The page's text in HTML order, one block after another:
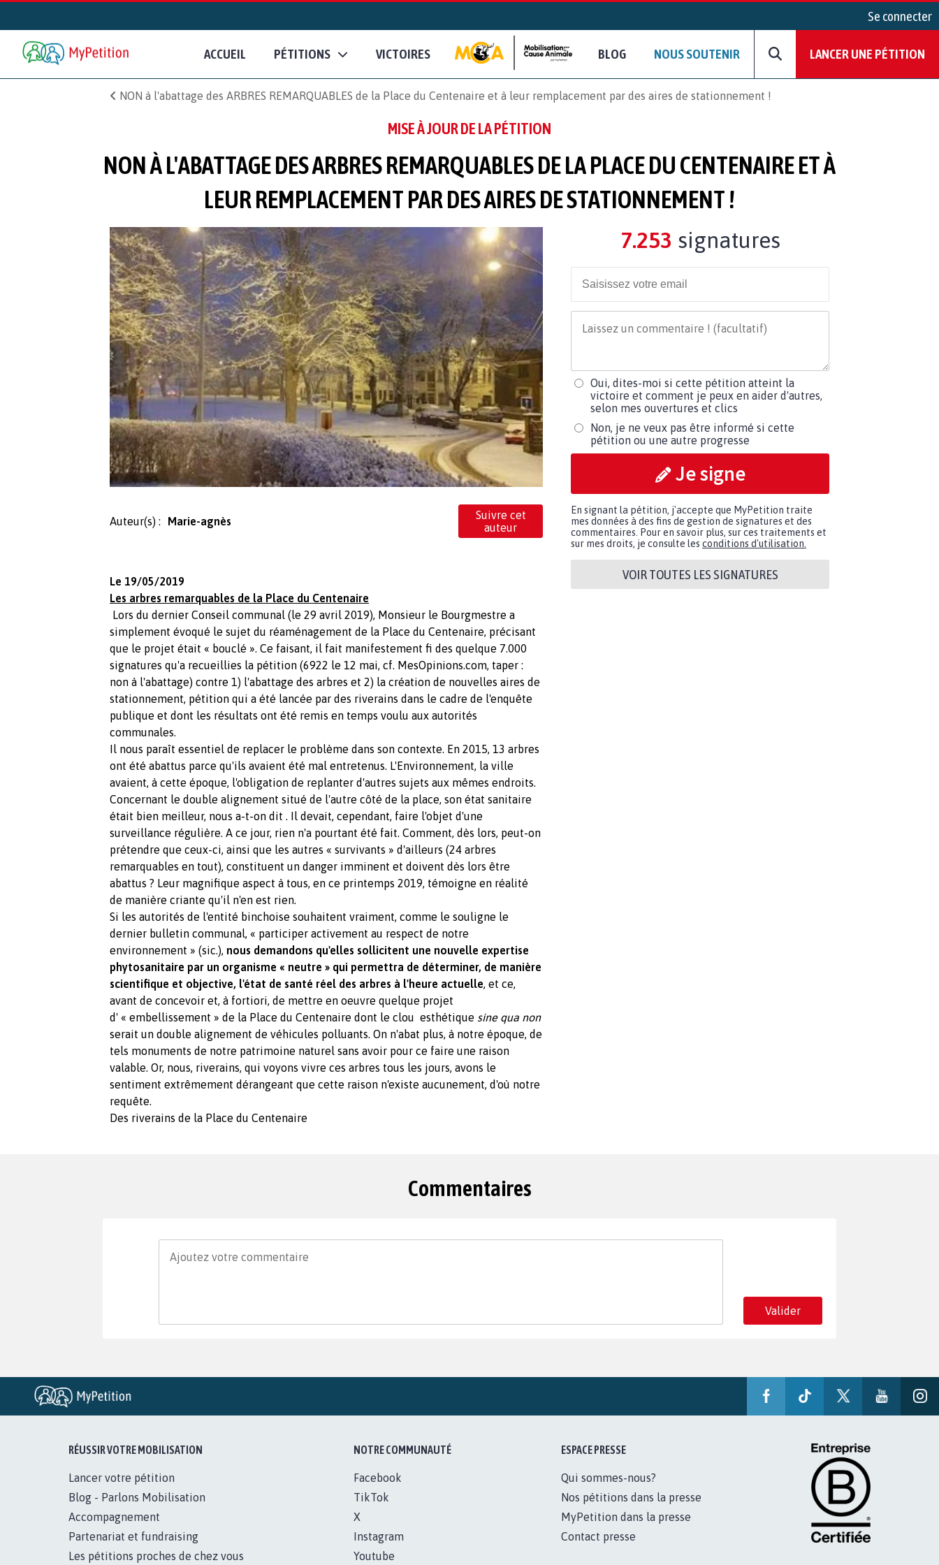
Se connecter
ACCUEIL PÉTITIONS VICTOIRES BLOG NOUS SOUTENIR LANCER UNE PÉTITION
NON à l'abattage des ARBRES REMARQUABLES de la Place du Centenaire et à leur remplacement par des aires de stationnement !
MISE À JOUR DE LA PÉTITION
NON À L'ABATTAGE DES ARBRES REMARQUABLES DE LA PLACE DU CENTENAIRE ET À
LEUR REMPLACEMENT PAR DES AIRES DE STATIONNEMENT !
Auteur(s) : Marie-agnès
Suivre cet
auteur
Le 19/05/2019
Les arbres remarquables de la Place du Centenaire
Lors du dernier Conseil communal (le 29 avril 2019), Monsieur le Bourgmestre a
simplement évoqué le sujet du réaménagement de la Place du Centenaire, précisant
que le projet était « bouclé ». Ce faisant, il fait manifestement fi des quelque 7.000
signatures qu'a recueillies la pétition (6922 le 12 mai, cf. MesOpinions.com, taper :
non à l'abattage) contre 1) l'abattage des arbres et 2) la création de nouvelles aires de
stationnement, pétition qui a été lancée par des riverains dans le cadre de l'enquête
publique et dont les résultats ont été remis en temps voulu aux autorités
communales.
Il nous paraît essentiel de replacer le problème dans son contexte. En 2015, 13 arbres
ont été abattus parce qu'ils avaient été mal entretenus. L'Environnement, la ville
avaient, à cette époque, l'obligation de replanter d'autres sujets aux mêmes endroits.
Concernant le double alignement situé de l'autre côté de la place, son état sanitaire
était bien meilleur, nous a-t-on dit . Il devait, cependant, faire l'objet d'une
surveillance régulière. A ce jour, rien n'a pourtant été fait. Comment, dès lors, peut-on
prétendre que ceux-ci, ainsi que les autres « survivants » d'ailleurs (24 arbres
remarquables en tout), constituent un danger imminent et doivent dès lors être
abattus ? Leur magnifique aspect à tous, en ce printemps 2019, témoigne en réalité
de manière criante qu'il n'en est rien.
Si les autorités de l'entité binchoise souhaitent vraiment, comme le souligne le
dernier bulletin communal, « participer activement au respect de notre
environnement » (sic.), nous demandons qu'elles sollicitent une nouvelle expertise
phytosanitaire par un organisme « neutre » qui permettra de déterminer, de manière
scientifique et objective, l'état de santé réel des arbres à l'heure actuelle, et ce,
avant de concevoir et, à fortiori, de mettre en oeuvre quelque projet
d' « embellissement » de la Place du Centenaire dont le clou esthétique sine qua non
serait un double alignement de véhicules polluants. On n'abat plus, à notre époque, de
tels monuments de notre patrimoine naturel sans avoir pour ce faire une raison
valable. Or, nous, riverains, qui voyons vivre ces arbres tous les jours, avons le
sentiment extrêmement dérangeant que cette raison n'existe aucunement, d'où notre
requête.
Des riverains de la Place du Centenaire
7.253 signatures
Oui, dites-moi si cette pétition atteint la
victoire et comment je peux en aider d'autres,
selon mes ouvertures et clics
Non, je ne veux pas être informé si cette
pétition ou une autre progresse
Je signe
En signant la pétition, j'accepte que MyPetition traite
mes données à des fins de gestion de signatures et des
commentaires. Pour en savoir plus, sur ces traitements et
sur mes droits, je consulte les conditions d'utilisation.
VOIR TOUTES LES SIGNATURES
Commentaires
Valider
RÉUSSIR VOTRE MOBILISATION
Lancer votre pétition
Blog - Parlons Mobilisation
Accompagnement
Partenariat et fundraising
Les pétitions proches de chez vous
NOTRE COMMUNAUTÉ
Facebook
TikTok
X
Instagram
Youtube
ESPACE PRESSE
Qui sommes-nous?
Nos pétitions dans la presse
MyPetition dans la presse
Contact presse